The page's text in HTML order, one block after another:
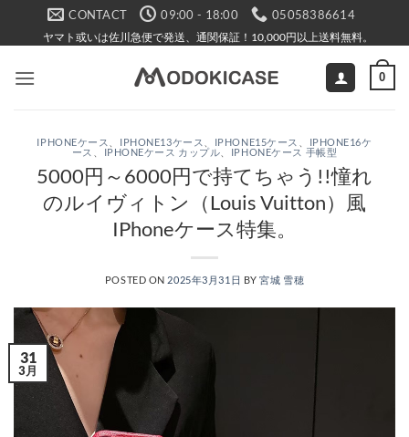
CONTACT 09:00 - 18:00 05058386614
ヤマト或いは佐川急便で発送、通関保証！10,000円以上送料無料。
0
IPHONEケース IPHONE13ケース IPHONE15ケース
IPHONE16ケ
ース
IPHONEケース カップル IPHONEケース 手帳型
5000円～6000円で持てちゃう!!憧れ
のルイヴィトン（Louis Vuitton）風
IPhoneケース特集。
POSTED ON 2025年3月31日 BY宮城 雪穂
31
3月